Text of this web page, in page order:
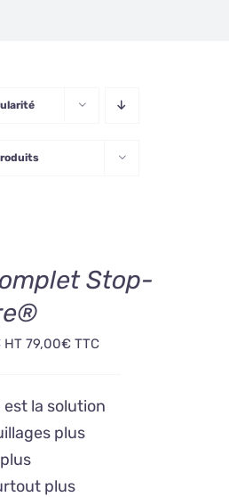
Stop-
HT79,00€ TTC
la solution
plus
plus